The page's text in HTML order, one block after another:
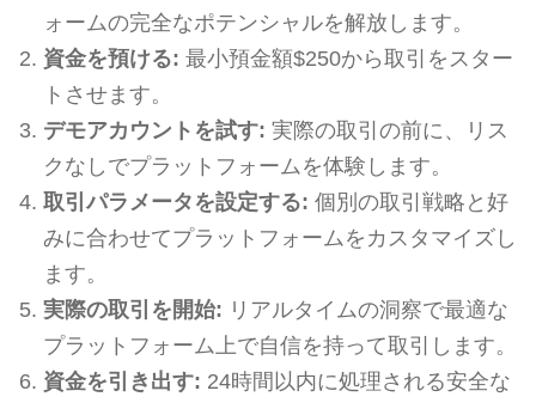
ォームの完全なポテンシャルを解放します。
資金を預ける: 最小預金額$250から取引をスター
トさせます。
デモアカウントを試す: 実際の取引の前に、リス
クなしでプラットフォームを体験します。
取引パラメータを設定する: 個別の取引戦略と好
みに合わせてプラットフォームをカスタマイズし
ます。
実際の取引を開始: リアルタイムの洞察で最適な
プラットフォーム上で自信を持って取引します。
資金を引き出す: 24時間以内に処理される安全な